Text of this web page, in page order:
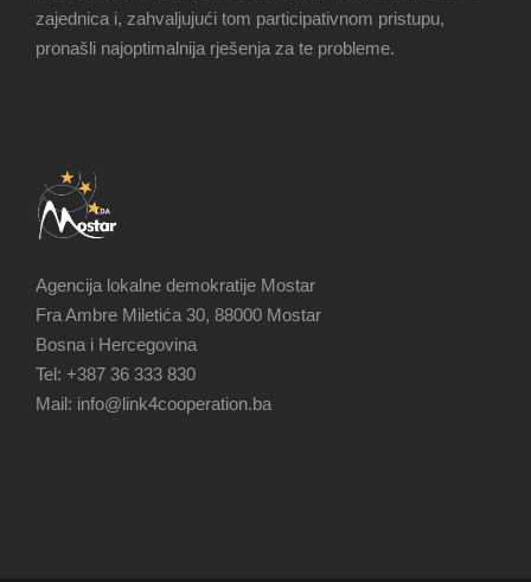
zajednica i, zahvaljujući tom participativnom pristupu,
pronašli najoptimalnija rješenja za te probleme.
Agencija lokalne demokratije Mostar
Fra Ambre Miletića 30, 88000 Mostar
Bosna i Hercegovina
Tel: +387 36 333 830
Mail: info@link4cooperation.ba